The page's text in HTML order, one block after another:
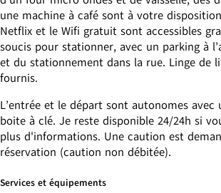
une machine à café sont à votre
Netflix et le Wifi gratuit sont accessibles
soucis pour stationner, avec un parking à
et du stationnement dans la rue. Linge de
fournis.
L’entrée et le départ sont autonomes avec
boite à clé. Je reste disponible 24/24h si
plus d'informations. Une caution est
réservation (caution non débitée).
Services et équipements